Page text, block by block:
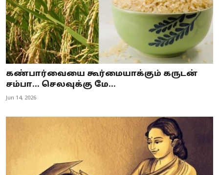
கண்பார்வையை கூர்மையாக்கும் கருடன்
சம்பா... செலவுக்கு மே...
Jun 14, 2026